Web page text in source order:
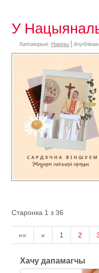
У
Катэгорыя: Навіны
Старонка 1 з 36
«« « 1 2
Хачу дапамагчы